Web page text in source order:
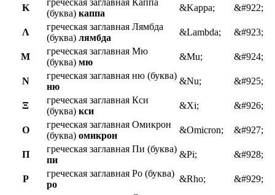
Κ
(буква) каппа
&Kappa; &#922;
Λ
греческая заглавная Лямбда
(буква) лямбда
&Lambda; &#923;
Μ
греческая заглавная Мю
(буква) мю
&Mu; &#924;
Ν
греческая заглавная ню (буква)
ню
&Nu; &#925;
Ξ
греческая заглавная Кси
(буква) кси
&Xi; &#926;
Ο
греческая заглавная Омикрон
(буква) омикрон
&Omicron; &#927;
Π
греческая заглавная Пи (буква)
пи
&Pi; &#928;
Ρ
греческая заглавная Ро (буква)
ро
&Rho; &#929;